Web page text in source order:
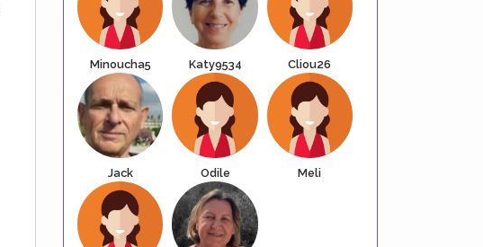
Minoucha5 Katy9534 Cliou26
Jack Odile Meli